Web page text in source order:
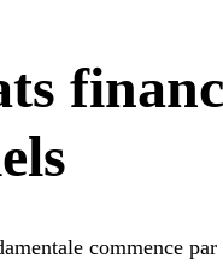
commence